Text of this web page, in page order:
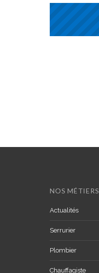
NOS MÉTIERS
Actualités
Serrurier
Plombier
Chauffagiste